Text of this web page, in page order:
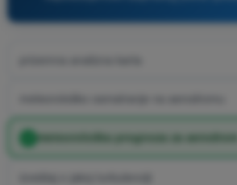
meteorološka prognoza za aerodrom